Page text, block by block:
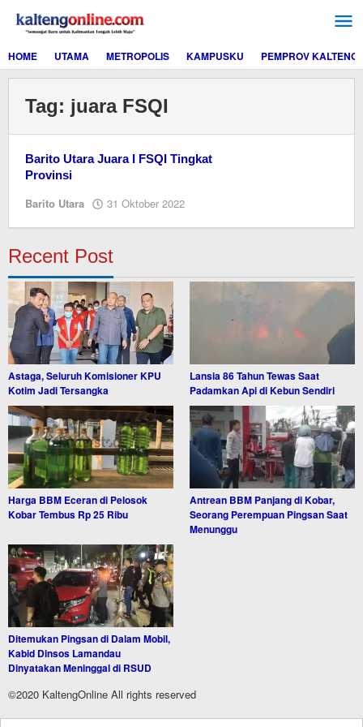
konten
HOME
UTAMA METROPOLIS KAMPUSKU PEMPROV KALTENG
Tag: juara FSQI
Barito Utara Juara I FSQI Tingkat
Provinsi
Barito Utara 31 Oktober 2022
Recent Post
Astaga, Seluruh Komisioner KPU
Kotim Jadi Tersangka
Lansia 86 Tahun Tewas Saat
Padamkan Api di Kebun Sendiri
Harga BBM Eceran di Pelosok
Kobar Tembus Rp 25 Ribu
Antrean BBM Panjang di Kobar,
Seorang Perempuan Pingsan Saat
Menunggu
Ditemukan Pingsan di Dalam Mobil,
Kabid Dinsos Lamandau
Dinyatakan Meninggal di RSUD
©2020 KaltengOnline All rights reserved